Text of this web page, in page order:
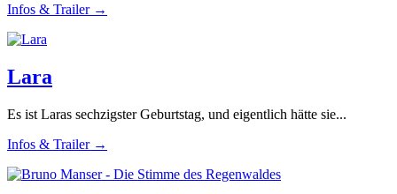
Infos & Trailer →
Lara
Es ist Laras sechzigster Geburtstag, und eigentlich hätte sie...
Infos & Trailer →